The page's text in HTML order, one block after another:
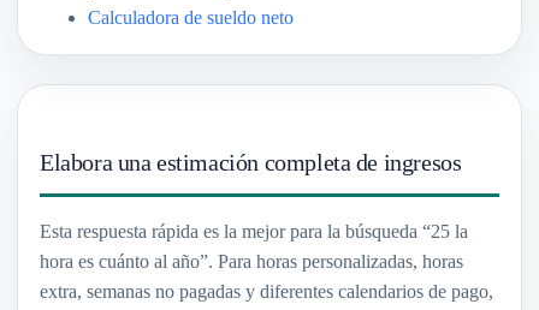
Calculadora de sueldo neto
Elabora una estimación completa de ingresos
Esta respuesta rápida es la mejor para la búsqueda “25 la
hora es cuánto al año”. Para horas personalizadas, horas
extra, semanas no pagadas y diferentes calendarios de pago,